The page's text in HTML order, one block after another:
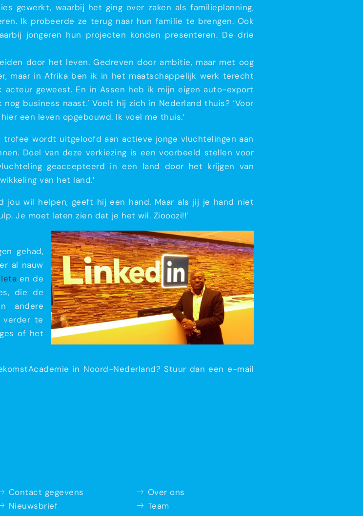
gewerkt, waarbij het ging over zaken als familieplanning,
Ik probeerde ze terug naar hun familie te brengen. Ook
jongeren hun projecten konden presenteren. De drie
door het leven. Gedreven door ambitie, maar met oog
maar in Afrika ben ik in het maatschappelijk werk terecht
geweest. En in Assen heb ik mijn eigen auto-export
business naast.’ Voelt hij zich in Nederland thuis? ‘Voor
een leven opgebouwd. Ik voel me thuis.’
wordt uitgeloofd aan actieve jonge vluchtelingen aan
Doel van deze verkiezing is een voorbeeld stellen voor
geaccepteerd in een land door het krijgen van
van het land.’
jou wil helpen, geeft hij een hand. Maar als jij je hand niet
Je moet laten zien dat je het wil. Ziooozi!!’
gehad,
al nauw
en de
die de
andere
verder te
of het
in Noord-Nederland? Stuur dan een e-mail
Contact gegevens
Nieuwsbrief
Over ons
Team